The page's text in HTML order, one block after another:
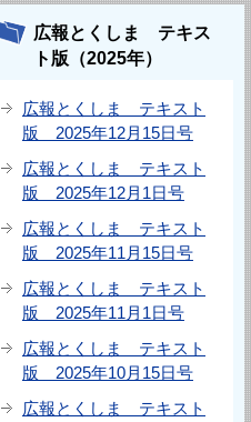
広報とくしま テキス
ト版（2025年）
広報とくしま テキスト
版 2025年12月15日号
広報とくしま テキスト
版 2025年12月1日号
広報とくしま テキスト
版 2025年11月15日号
広報とくしま テキスト
版 2025年11月1日号
広報とくしま テキスト
版 2025年10月15日号
広報とくしま テキスト